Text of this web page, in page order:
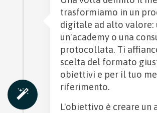
trasformiamo in un
digitale ad alto valore:
un'academy o una
protocollata. Ti
scelta del formato
obiettivi e per il tuo
riferimento.
L'obiettivo è creare un